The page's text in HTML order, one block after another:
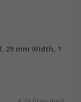
29 mm Width, 1